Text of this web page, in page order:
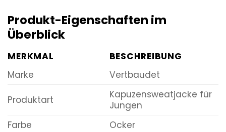
Produkt-Eigenschaften im
Überblick
MERKMAL
BESCHREIBUNG
Marke
Vertbaudet
Produktart
Kapuzensweatjacke für
Jungen
Farbe
Ocker